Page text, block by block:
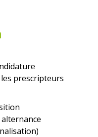
prescripteurs